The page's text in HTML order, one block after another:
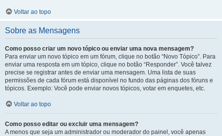
Voltar ao topo
Sobre as Mensagens
Como posso criar um novo tópico ou enviar uma nova mensagem?
Para enviar um novo tópico em um fórum, clique no botão “Novo Tópico”. Para
enviar uma resposta em um tópico, clique no botão “Responder”. Você talvez
precise se registrar antes de enviar uma mensagem. Uma lista de suas
permissões de cada fórum está disponível no fundo das páginas dos fóruns e
tópicos. Exemplo: Você pode enviar novos tópicos, votar em enquetes, etc.
Voltar ao topo
Como posso editar ou excluir uma mensagem?
A menos que seja um administrador ou moderador do painel, você apenas